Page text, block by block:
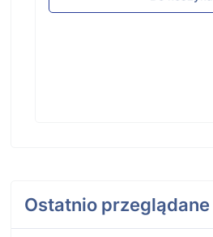
Ostatnio przeglądane